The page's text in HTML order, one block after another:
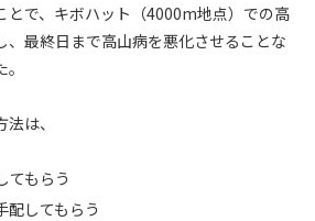
とで、キボハット（4000m地点）での高
、最終日まで高山病を悪化させることな
は、
てもらう
配してもらう